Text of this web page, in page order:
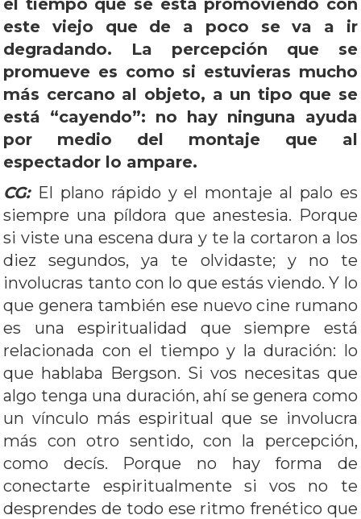
el tiempo que se está promoviendo con
este viejo que de a poco se va a ir
degradando. La percepción que se
promueve es como si estuvieras mucho
más cercano al objeto, a un tipo que se
está “cayendo”: no hay ninguna ayuda
por medio del montaje que al
espectador lo ampare.
CG: El plano rápido y el montaje al palo es
siempre una píldora que anestesia. Porque
si viste una escena dura y te la cortaron a los
diez segundos, ya te olvidaste; y no te
involucras tanto con lo que estás viendo. Y lo
que genera también ese nuevo cine rumano
es una espiritualidad que siempre está
relacionada con el tiempo y la duración: lo
que hablaba Bergson. Si vos necesitas que
algo tenga una duración, ahí se genera como
un vínculo más espiritual que se involucra
más con otro sentido, con la percepción,
como decís. Porque no hay forma de
conectarte espiritualmente si vos no te
desprendes de todo ese ritmo frenético que